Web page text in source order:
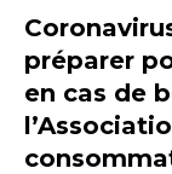
préparer
en cas de